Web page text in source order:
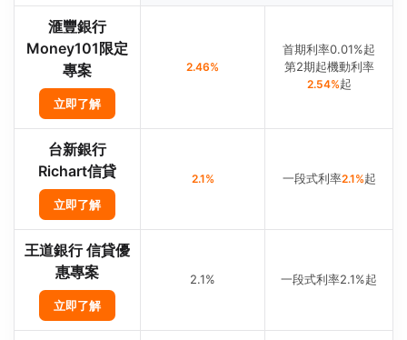
滙豐銀行
Money101限定
專案
立即了解
2.46%
首期利率0.01%起
第2期起機動利率
2.54%起
台新銀行
Richart信貸
立即了解
2.1% 一段式利率2.1%起
王道銀行 信貸優
惠專案
立即了解
2.1% 一段式利率2.1%起